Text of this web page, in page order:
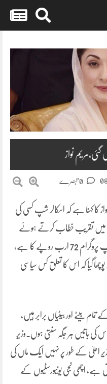
نواز
کا کہنا ہے کہ اسکالر شپ کسی کی
میں تقریب خطاب کرتے ہوئے
انہوں نے کہا کہ اس سال ہونہار اسکالر شپ پروگرام 72 ارب روپے کا ہے،
گیا کہ اس کا تعلق کس سیاسی
بیٹے اور بیٹیاں برابر ہیں،
اس کی باتیں ہر جگہ سنتی ہوں۔وزیرِ
اعلیٰ کے طور پر نہیں ایک ماں کی
اچھی نجی یونیورسٹیوں کے